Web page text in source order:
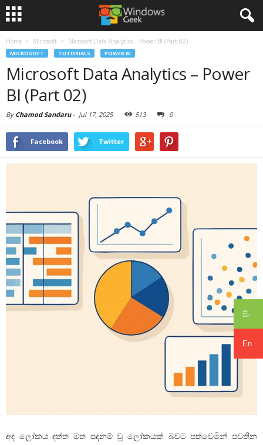
සිං
En
Home Microsoft Microsoft Data Analytics – Power BI (Part 02)
MICROSOFT TUTORIALS POWER BI
Microsoft Data Analytics – Power
BI (Part 02)
By Chamod Sandaru- Jul 17, 2025 513 0
Facebook Twitter
අද ලෝකය දත්ත මත පදනම් වූ ලෝකයක් බවට පත්වෙමින් පවතින